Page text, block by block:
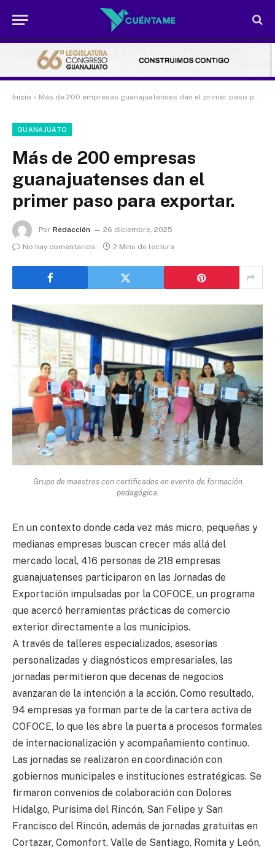
Inicio » Más de 200 empresas guanajuatenses dan el primer paso para exportar.
GUANAJUATO
Más de 200 empresas
guanajuatenses dan el
primer paso para exportar.
Por Redacción
26 diciembre, 2025
No hay comentarios
2 Mins de lectura
Grupo de maestros con certificados en evento de formación
pedagógica.
En un contexto donde cada vez más micro, pequeñas y
medianas empresas buscan crecer más allá del
mercado local, 416 personas de 218 empresas
guanajuatenses participaron en las Jornadas de
Exportación impulsadas por la COFOCE, un programa
que acercó herramientas prácticas de comercio
exterior directamente a los municipios.
A través de talleres especializados, asesorías
personalizadas y diagnósticos empresariales, las
jornadas permitieron que decenas de negocios
avanzaran de la intención a la acción. Como resultado,
94 empresas ya forman parte de la cartera activa de
COFOCE, lo que les abre la puerta a procesos formales
de internacionalización y acompañamiento continuo.
Las jornadas se realizaron en coordinación con
gobiernos municipales e instituciones estratégicas. Se
firmaron convenios de colaboración con Dolores
Hidalgo, Purísima del Rincón, San Felipe y San
Francisco del Rincón, además de jornadas gratuitas en
Cortazar, Comonfort, Valle de Santiago, Romita y León,